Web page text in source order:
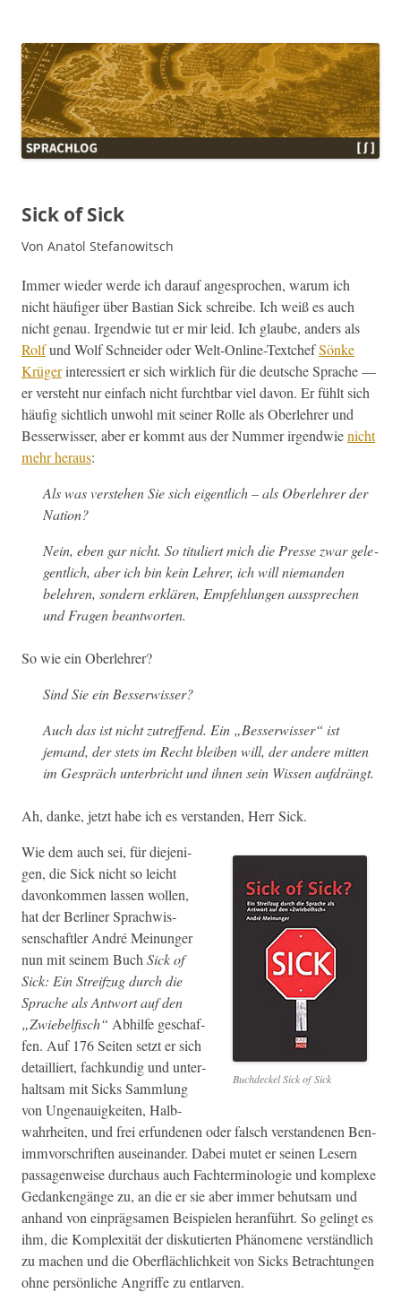
Sick of Sick
Von Anatol Stefanowitsch
Immer wieder werde ich darauf ange­sprochen, warum ich
nicht häu­figer über Bas­t­ian Sick schreibe. Ich weiß es auch
nicht genau. Irgend­wie tut er mir leid. Ich glaube, anders als
Rolfund Wolf Schnei­der oder Welt-Online-TextchefSönke
Krügerinter­essiert er sich wirk­lich für die deutsche Sprache —
er ver­ste­ht nur ein­fach nicht furcht­bar viel davon. Er fühlt sich
häu­fig sichtlich unwohl mit sein­er Rolle als Ober­lehrer und
Besser­wiss­er, aber er kommt aus der Num­mer irgend­wienicht
mehr her­aus:
Als was ver­ste­hen Sie sich eigentlich – als Ober­lehrer der
Nation?
Nein, eben gar nicht. So tit­uliert mich die Presse zwar gele­
gentlich, aber ich bin kein Lehrer, ich will nie­man­den
belehren, son­dern erk­lären, Empfehlun­gen aussprechen
und Fra­gen beantworten.
So wie ein Oberlehrer?
Sind Sie ein Besserwisser?
Auch das ist nicht zutr­e­f­fend. Ein „Besser­wiss­er“ ist
jemand, der stets im Recht bleiben will, der andere mit­ten
im Gespräch unter­bricht und ihnen sein Wis­sen aufdrängt.
Ah, danke, jet­zt habe ich es ver­standen, Herr Sick.
Buchdeck­elSick of Sick
Wie dem auch sei, für diejeni­
gen, die Sick nicht so leicht
davonkom­men lassen wollen,
hat der Berlin­er Sprach­wis­
senschaftler André Mei­n­unger
nun mit seinem BuchSick of
Sick: Ein Streifzug durch die
Sprache als Antwort auf den
„Zwiebelfisch“ Abhil­fe geschaf­
fen. Auf 176 Seit­en set­zt er sich
detail­liert, fachkundig und unter­
halt­sam mit Sicks Samm­lung
von Unge­nauigkeit­en, Halb­
wahrheit­en, und frei erfun­de­nen oder falsch ver­stande­nen Ben­
im­mvorschriften auseinan­der. Dabei mutet er seinen Lesern
pas­sagen­weise dur­chaus auch Fachter­mi­nolo­gie und kom­plexe
Gedankengänge zu, an die er sie aber immer behut­sam und
anhand von ein­prägsamen Beispie­len her­an­führt. So gelingt es
ihm, die Kom­plex­ität der disku­tierten Phänomene ver­ständlich
zu machen und die Ober­fläch­lichkeit von Sicks Betra­ch­tun­gen
ohne per­sön­liche Angriffe zu entlarven.